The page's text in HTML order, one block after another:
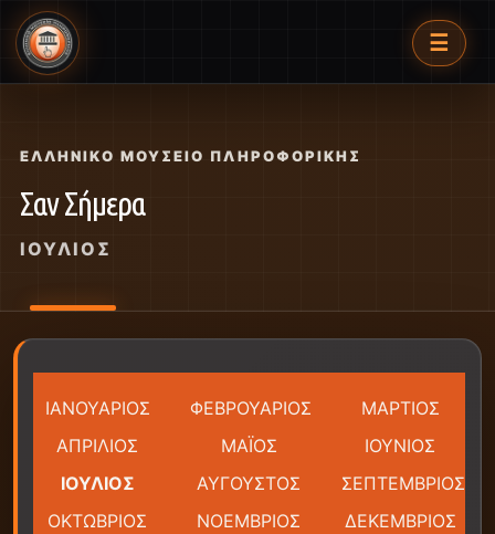
☰
ΕΛΛΗΝΙΚΌ ΜΟΥΣΕΊΟ ΠΛΗΡΟΦΟΡΙΚΉΣ
Σαν Σήμερα
ΙΟΎΛΙΟΣ
ΙΑΝΟΥΑΡΙΟΣ ΦΕΒΡΟΥΑΡΙΟΣ
ΜΑΡΤΙΟΣ
ΑΠΡΙΛΙΟΣ
ΜΑΪΟΣ
ΙΟΥΝΙΟΣ
ΙΟΥΛΙΟΣ
ΑΥΓΟΥΣΤΟΣ
ΣΕΠΤΕΜΒΡΙΟΣ
ΟΚΤΩΒΡΙΟΣ
ΝΟΕΜΒΡΙΟΣ ΔΕΚΕΜΒΡΙΟΣ